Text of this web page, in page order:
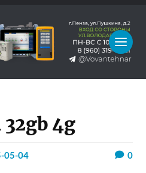
32gb 4g
05-04 0